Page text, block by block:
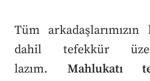
Tüm
dahil tefekkür
lazım. Mahlukatı